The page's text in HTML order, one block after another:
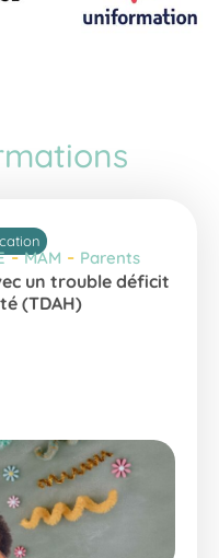
-MAM - Parents
un trouble déficit
(TDAH)